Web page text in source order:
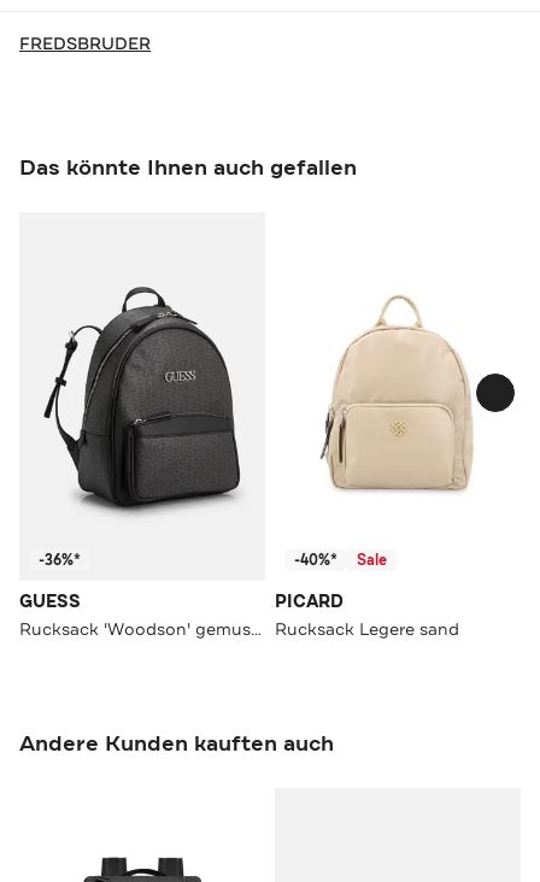
FREDSBRUDER
Das könnte Ihnen auch gefallen
-36%*
GUESS
Rucksack 'Woodson' gemustert
-40%* Sale
PICARD
Rucksack Legere sand
Andere Kunden kauften auch